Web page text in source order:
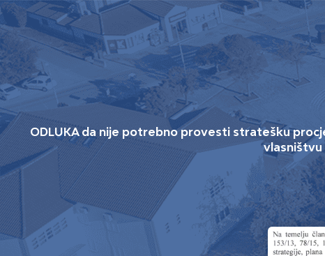
ODLUKA da nije potrebno provesti stratešku
vlasništvu